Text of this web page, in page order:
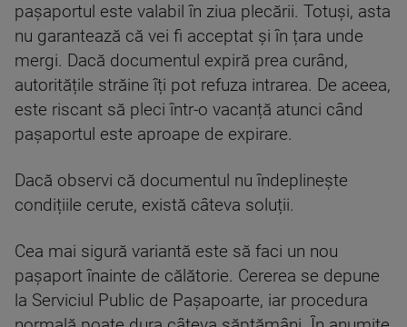
pașaportul este valabil în ziua plecării. Totuși, asta
nu garantează că vei fi acceptat și în țara unde
mergi. Dacă documentul expiră prea curând,
autoritățile străine îți pot refuza intrarea. De aceea,
este riscant să pleci într-o vacanță atunci când
pașaportul este aproape de expirare.
Dacă observi că documentul nu îndeplinește
condițiile cerute, există câteva soluții.
Cea mai sigură variantă este să faci un nou
pașaport înainte de călătorie. Cererea se depune
la Serviciul Public de Pașapoarte, iar procedura